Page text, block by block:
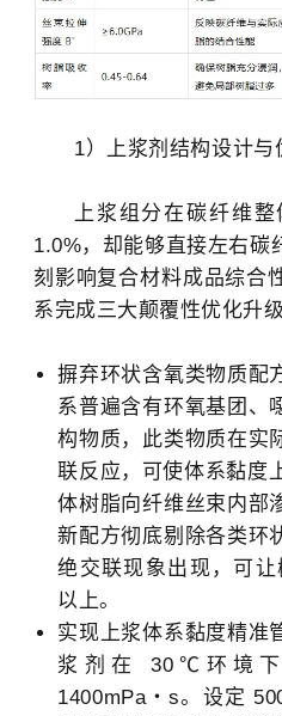
1）上浆剂结构设计与
上浆组分在碳纤维
1.0%，却能够直接左右碳
刻影响复合材料成品综合
系完成三大颠覆性优化升级
摒弃环状含氧类物质配
系普遍含有环氧基团、
构物质，此类物质在实
联反应，可使体系黏度
体树脂向纤维丝束内部
新配方彻底剔除各类环
绝交联现象出现，可
以上。
实现上浆体系黏度精准
浆剂在 30℃环境
1400mPa・s。设定